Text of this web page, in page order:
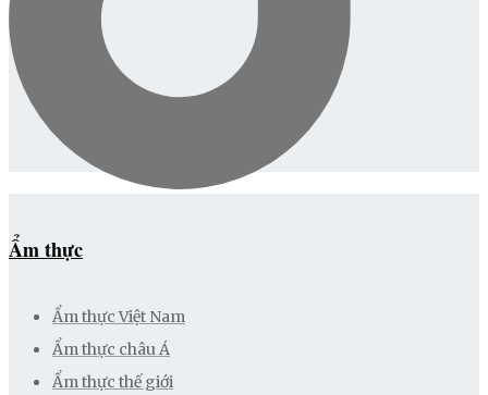
Ẩm thực
Ẩm thực Việt Nam
Ẩm thực châu Á
Ẩm thực thế giới